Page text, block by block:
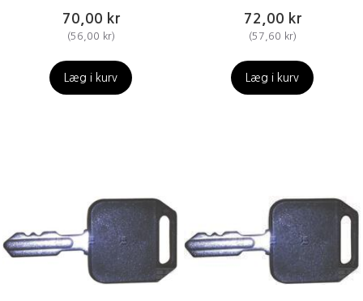
70,00 kr
(56,00 kr)
Læg i kurv
72,00 kr
(57,60 kr)
Læg i kurv